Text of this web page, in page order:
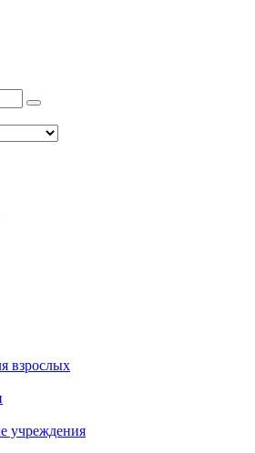
взрослых
учреждения